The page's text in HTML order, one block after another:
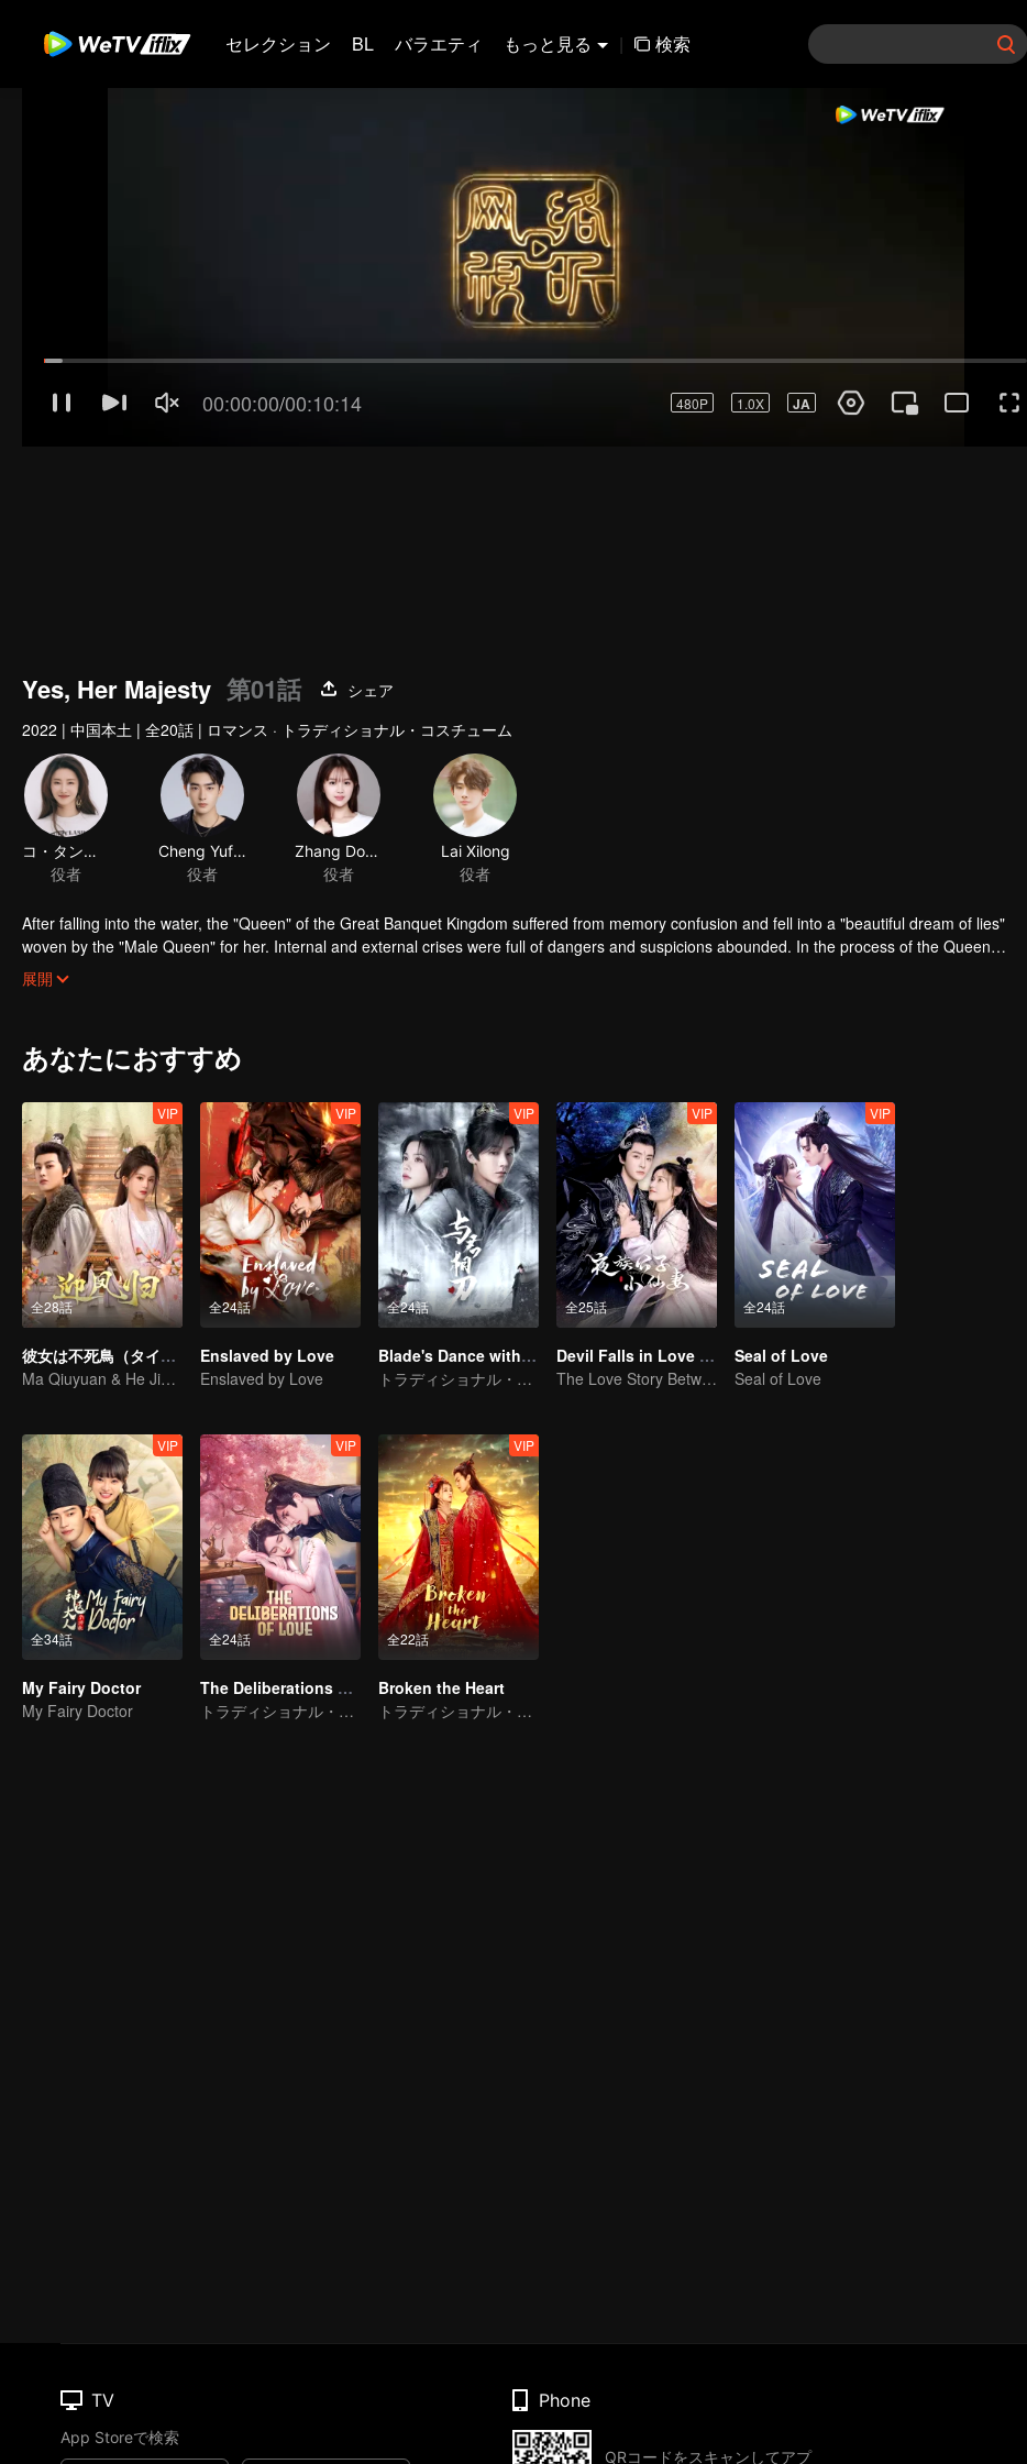
セレクション BL バラエティ もっと見る | 検索
Yes, Her Majesty 第01話
シェア
2022 | 中国本土 | 全20話 | ロマンス · トラディショナル・コスチューム
コ・タンタン
役者
Cheng Yufeng
役者
Zhang Dongzi
役者
After falling into the water, the "Queen" of the Great Banquet Kingdom suffered from memory confusion and fell into a "beautiful dream of lies"
woven by the "Male Queen" for her. Internal and external crises were full of dangers and suspicions abounded. In the process of the Queen
constantly discovering the truth of her identity, she gradually fell in love with the person who silently guarded her and was willing to help her realize
her dream.
展開
あなたにおすすめ
全28話
VIP
彼女は不死鳥（タイ語版）
Ma Qiuyuan & He Jianqi: A Vengeance Story Rewritten
全24話
VIP
Enslaved by Love
Enslaved by Love
全24話
VIP
Blade's Dance with You
トラディショナル・コスチューム
全25話
VIP
Devil Falls in Love with Fairy
The Love Story Between a Lively Fairy and a Cold-faced Devil
全24話
VIP
Seal of Love
Seal of Love
全34話
VIP
My Fairy Doctor
My Fairy Doctor
全24話
VIP
The Deliberations of Love
トラディショナル・コスチューム · ファンタジー
全22話
VIP
Broken the Heart
トラディショナル・コスチューム
TV
App Storeで検索
Phone
QRコードをスキャンしてアプ